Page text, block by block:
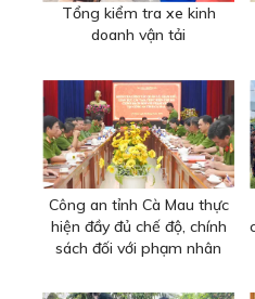
Tổng kiểm tra xe kinh
doanh vận tải
Công an tỉnh Cà Mau thực
hiện đầy đủ chế độ, chính
sách đối với phạm nhân